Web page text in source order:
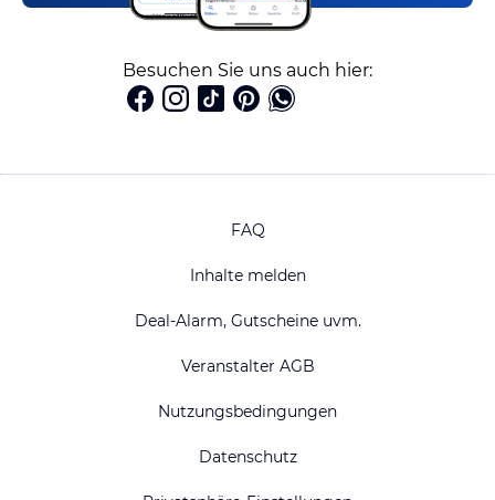
Besuchen Sie uns auch hier:
FAQ
Inhalte melden
Deal-Alarm, Gutscheine uvm.
Veranstalter AGB
Nutzungsbedingungen
Datenschutz